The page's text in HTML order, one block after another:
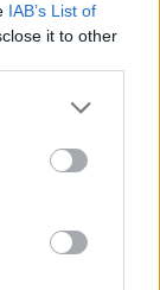
IAB’s List of
it to other